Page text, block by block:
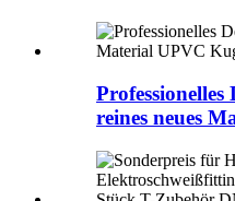
Professionelles
reines neues